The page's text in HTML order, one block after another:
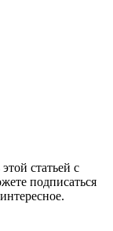
статьей с
подписаться